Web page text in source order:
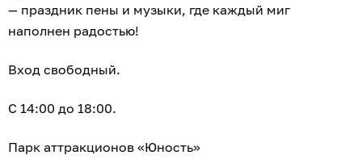
— праздник пены и музыки, где каждый миг
наполнен радостью!
Вход свободный.
С 14:00 до 18:00.
Парк аттракционов «Юность»